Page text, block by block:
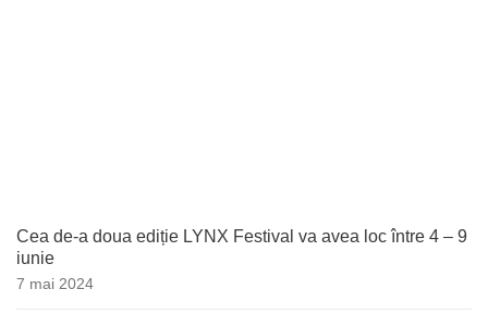
Cea de-a doua ediție LYNX Festival va avea loc între 4 – 9
iunie
7 mai 2024